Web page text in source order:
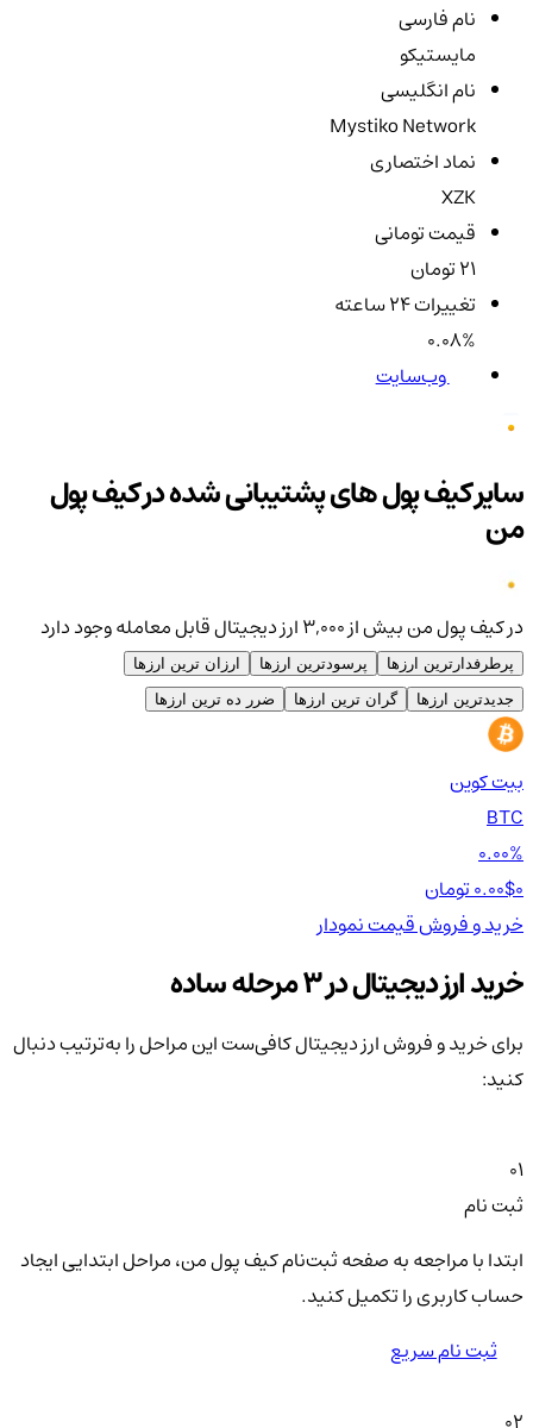
نام فارسی
مایستیکو
نام انگلیسی
Mystiko Network
نماد اختصاری
XZK
قیمت تومانی
21 تومان
تغییرات ۲۴ ساعته
0.08%
وب‌سایت
سایر کیف پول های پشتیبانی شده در کیف پول
من
در کیف پول من بیش از ۳,۰۰۰ ارز دیجیتال قابل معامله وجود دارد
پرطرفدارترین ارزها پرسودترین ارزها
ارزان ترین ارزها
جدیدترین ارزها
گران ترین ارزها ضرر ده ترین ارزها
بیت کوین
BTC
0.00%
0.00$
خرید و فروشقیمتنمودار
خرید ارز دیجیتال در 3 مرحله ساده
برای خرید و فروش ارز دیجیتال کافی‌ست این مراحل را به‌ترتیب دنبال
کنید:
01
ثبت نام
ابتدا با مراجعه به صفحه ثبت‌نام کیف‌ پول من، مراحل ابتدایی ایجاد
حساب کاربری را تکمیل کنید.
ثبت نام سریع